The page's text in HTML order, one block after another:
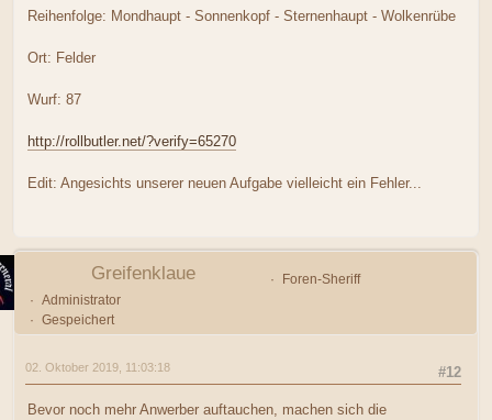
Reihenfolge: Mondhaupt - Sonnenkopf - Sternenhaupt - Wolkenrübe
Ort: Felder
Wurf: 87
http://rollbutler.net/?verify=65270
Edit: Angesichts unserer neuen Aufgabe vielleicht ein Fehler...
Greifenklaue
Foren-Sheriff
Administrator
Gespeichert
#12
02. Oktober 2019, 11:03:18
Bevor noch mehr Anwerber auftauchen, machen sich die